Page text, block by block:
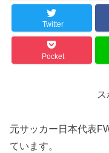
Twitter
Pocket
元サッカー日本代表
ています。